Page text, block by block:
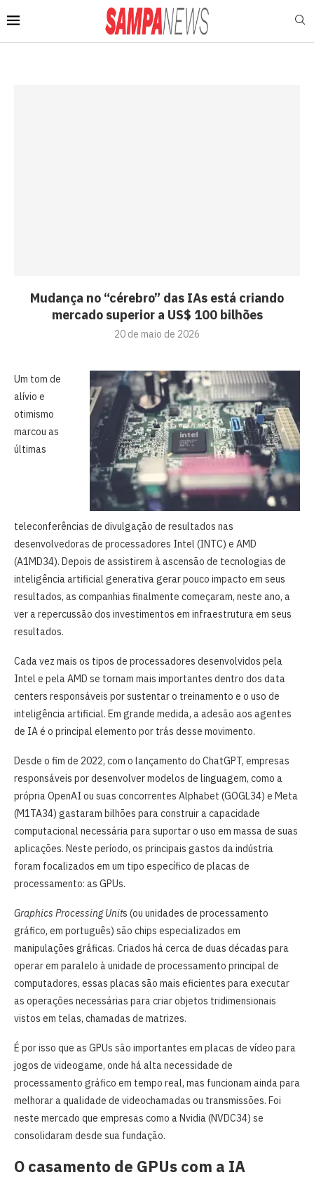
Mudança no “cérebro” das IAs está criando
mercado superior a US$ 100 bilhões
20 de maio de 2026
Um tom de
alívio e
otimismo
marcou as
últimas
teleconferências de divulgação de resultados nas
desenvolvedoras de processadores Intel (INTC) e AMD
(A1MD34). Depois de assistirem à ascensão de tecnologias de
inteligência artificial generativa gerar pouco impacto em seus
resultados, as companhias finalmente começaram, neste ano, a
ver a repercussão dos investimentos em infraestrutura em seus
resultados.
Cada vez mais os tipos de processadores desenvolvidos pela
Intel e pela AMD se tornam mais importantes dentro dos data
centers responsáveis por sustentar o treinamento e o uso de
inteligência artificial. Em grande medida, a adesão aos agentes
de IA é o principal elemento por trás desse movimento.
Desde o fim de 2022, com o lançamento do ChatGPT, empresas
responsáveis por desenvolver modelos de linguagem, como a
própria OpenAI ou suas concorrentes Alphabet (GOGL34) e Meta
(M1TA34) gastaram bilhões para construir a capacidade
computacional necessária para suportar o uso em massa de suas
aplicações. Neste período, os principais gastos da indústria
foram focalizados em um tipo específico de placas de
processamento: as GPUs.
Graphics Processing Units (ou unidades de processamento
gráfico, em português) são chips especializados em
manipulações gráficas. Criados há cerca de duas décadas para
operar em paralelo à unidade de processamento principal de
computadores, essas placas são mais eficientes para executar
as operações necessárias para criar objetos tridimensionais
vistos em telas, chamadas de matrizes.
É por isso que as GPUs são importantes em placas de vídeo para
jogos de videogame, onde há alta necessidade de
processamento gráfico em tempo real, mas funcionam ainda para
melhorar a qualidade de videochamadas ou transmissões. Foi
neste mercado que empresas como a Nvidia (NVDC34) se
consolidaram desde sua fundação.
O casamento de GPUs com a IA